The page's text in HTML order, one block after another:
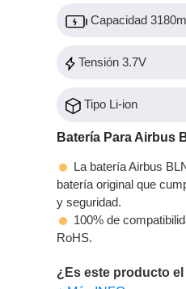
Capacidad
Tensión 3.7V
Tipo Li-ion
Batería Para Airbus
La batería Airbus
batería original que
y seguridad.
100% de
RoHS.
¿Es este producto